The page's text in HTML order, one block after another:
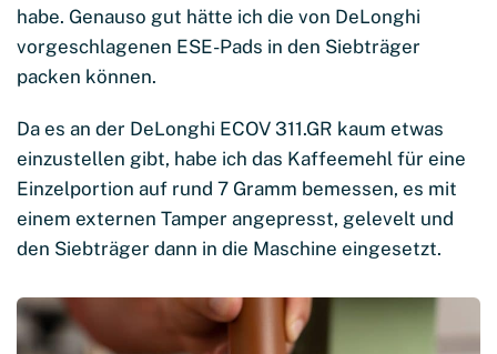
habe. Genauso gut hätte ich die von DeLonghi
vorgeschlagenen ESE-Pads in den Siebträger
packen können.
Da es an der DeLonghi ECOV 311.GR kaum etwas
einzustellen gibt, habe ich das Kaffeemehl für eine
Einzelportion auf rund 7 Gramm bemessen, es mit
einem externen Tamper angepresst, gelevelt und
den Siebträger dann in die Maschine eingesetzt.